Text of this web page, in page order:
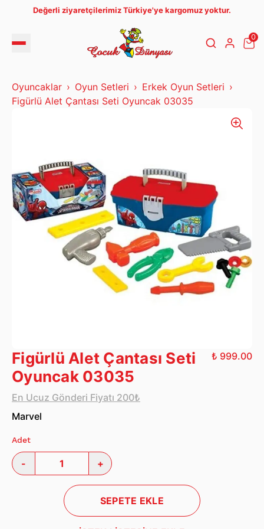
Değerli ziyaretçilerimiz Türkiye'ye kargomuz yoktur.
0
Oyuncaklar Oyun Setleri
Erkek Oyun Setleri
Figürlü Alet Çantası Seti Oyuncak 03035
Figürlü Alet Çantası Seti
Oyuncak 03035
En Ucuz Gönderi Fiyatı 200₺
₺ 999.00
Marvel
Adet
- +
SEPETE EKLE